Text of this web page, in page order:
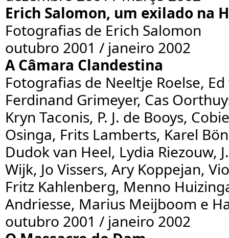
Erich Salomon, um exilado na
Fotografias de Erich Salomon
outubro 2001 / janeiro 2002
A Câmara Clandestina
Fotografias de Neeltje Roelse,
Ferdinand Grimeyer, Cas
Kryn Taconis, P. J. de Booys,
Osinga, Frits Lamberts, Karel
Dudok van Heel, Lydia Riezouw,
Wijk, Jo Vissers, Ary Koppejan,
Fritz Kahlenberg, Menno
Andriesse, Marius Meijboom e
outubro 2001 / janeiro 2002